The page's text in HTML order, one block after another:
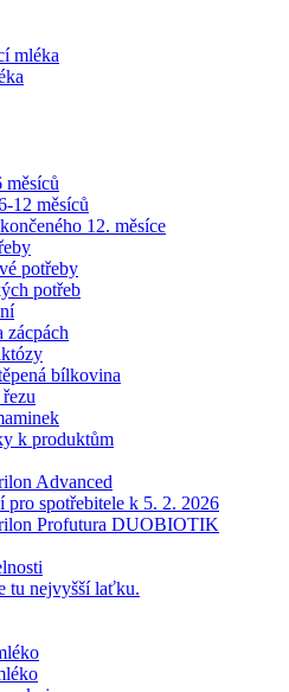
mléka
měsíců
12 měsíců
12. měsíce
potřeby
potřeb
zácpách
bílkovina
k produktům
Advanced
pro spotřebitele k 5. 2. 2026
Profutura DUOBIOTIK
tu nejvyšší laťku.